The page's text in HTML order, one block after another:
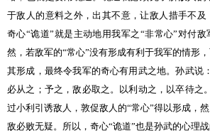
于敌人的意料之外，出其不意，让敌人措手不及
奇心“诡道”就是主动地用我军之“非常心”对付敌
然，若敌军的“常心”没有形成有利于我军的情形
其形成，最终令我军的奇心有用武之地。孙武说
必从之；予之，敌必取之。以利动之，以卒待之
过小利引诱敌人，敦促敌人的“常心”得以形成，
敌必败无疑。所以，奇心“诡道”也是孙武的心理战